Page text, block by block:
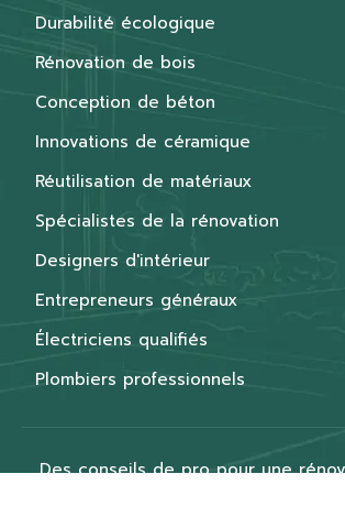
Durabilité écologique
Rénovation de bois
Conception de béton
Innovations de céramique
Réutilisation de matériaux
Spécialistes de la rénovation
Designers d'intérieur
Entrepreneurs généraux
Électriciens qualifiés
Plombiers professionnels
Des conseils de pro pour une